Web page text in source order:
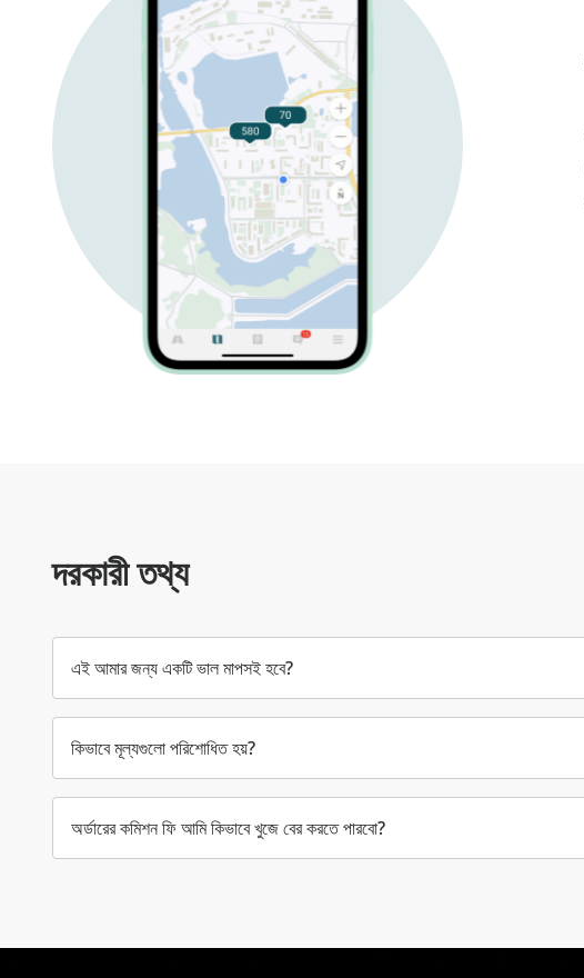
দরকারী তথ্য
এই আমার জন্য একটি ভাল মাপসই হবে?
কিভাবে মূল্যগুলো পরিশোধিত হয়?
অর্ডারের কমিশন ফি আমি কিভাবে খুজে বের করতে পারবো?